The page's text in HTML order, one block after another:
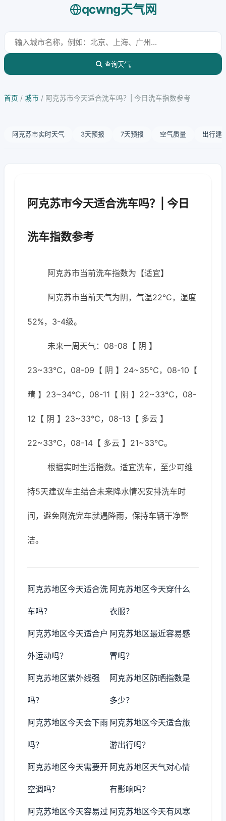
qcwng天气网
查询天气
首页 / 城市 / 阿克苏市今天适合洗车吗？| 今日洗车指数参考
阿克苏市实时天气 3天预报 7天预报 空气质量 出行建
阿克苏市今天适合洗车吗？| 今日
洗车指数参考
阿克苏市当前洗车指数为【适宜】
阿克苏市当前天气为阴，气温22℃，湿度
52%，3-4级。
未来一周天气：08-08【 阴 】
23~33℃，08-09【 阴 】24~35℃，08-10【
晴 】23~34℃，08-11【 阴 】22~33℃，08-
12【 阴 】23~33℃，08-13【 多云 】
22~33℃，08-14【 多云 】21~33℃。
根据实时生活指数。适宜洗车，至少可维
持5天建议车主结合未来降水情况安排洗车时
间，避免刚洗完车就遇降雨，保持车辆干净整
洁。
阿克苏地区今天适合洗
车吗？
阿克苏地区今天穿什么
衣服？
阿克苏地区今天适合户
外运动吗？
阿克苏地区最近容易感
冒吗？
阿克苏地区紫外线强
吗？
阿克苏地区防晒指数是
多少？
阿克苏地区今天会下雨
吗？
阿克苏地区今天适合旅
游出行吗？
阿克苏地区今天需要开
空调吗？
阿克苏地区天气对心情
有影响吗？
阿克苏地区今天容易过 阿克苏地区今天有风寒